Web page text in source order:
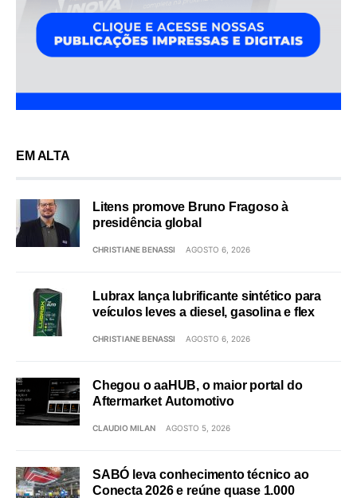
EM ALTA
Litens promove Bruno Fragoso à
presidência global
CHRISTIANE BENASSI AGOSTO 6, 2026
Lubrax lança lubrificante sintético para
veículos leves a diesel, gasolina e flex
CHRISTIANE BENASSI AGOSTO 6, 2026
Chegou o aaHUB, o maior portal do
Aftermarket Automotivo
CLAUDIO MILAN AGOSTO 5, 2026
SABÓ leva conhecimento técnico ao
Conecta 2026 e reúne quase 1.000